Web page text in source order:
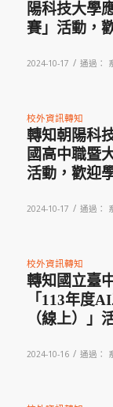
陽科技大學
賽」活動，
2024-10-17 / 通過：
校外資訊轉知
轉知朝陽科
國高中職暨
活動，歡迎
2024-10-17 / 通過：
校外資訊轉知
轉知國立臺
「113年度
（線上）」
2024-10-16 / 通過：